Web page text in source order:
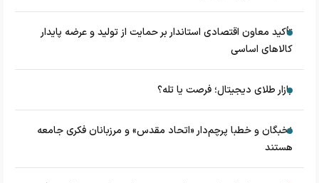
تأکید معاون اقتصادی استاندار بر حمایت از تولید و عرضه پایدار
کالاهای اساسی
بازار طلای دیجیتال؛ فرصت یا تله؟
نخبگان و خطبا پرچم‌دار «اتحاد مقدس» و مرزبانان فکری جامعه
هستند